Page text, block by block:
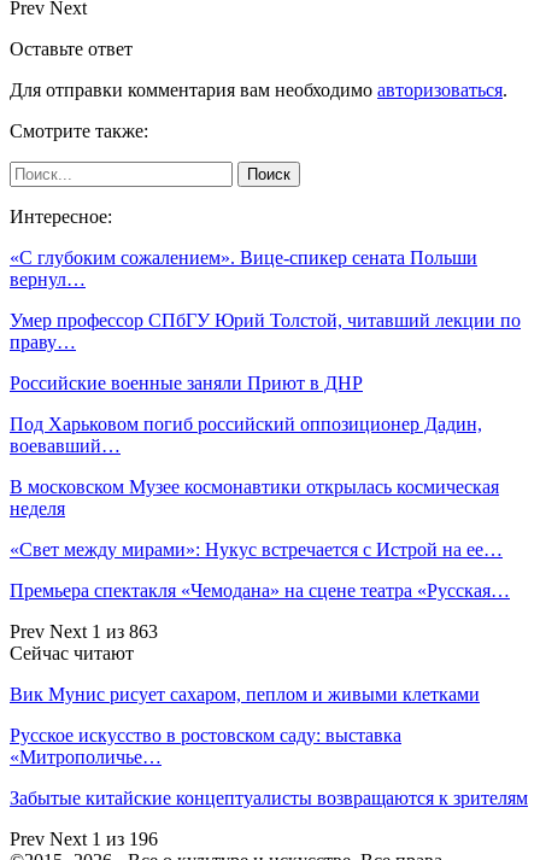
Prev Next
Оставьте ответ
Для отправки комментария вам необходимо авторизоваться.
Смотрите также:
Интересное:
«С глубоким сожалением». Вице-спикер сената Польши
вернул…
Умер профессор СПбГУ Юрий Толстой, читавший лекции по
праву…
Российские военные заняли Приют в ДНР
Под Харьковом погиб российский оппозиционер Дадин,
воевавший…
В московском Музее космонавтики открылась космическая
неделя
«Свет между мирами»: Нукус встречается с Истрой на ее…
Премьера спектакля «Чемодана» на сцене театра «Русская…
Prev Next 1 из 863
Сейчас читают
Вик Мунис рисует сахаром, пеплом и живыми клетками
Русское искусство в ростовском саду: выставка
«Митрополичье…
Забытые китайские концептуалисты возвращаются к зрителям
Prev Next 1 из 196